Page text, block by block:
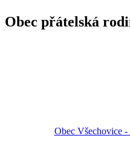
Obec přátelská
Obec Všechovice -